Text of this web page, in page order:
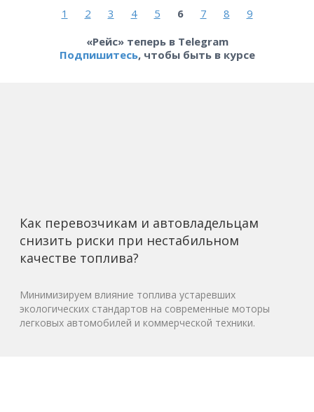
1
2 3 4 5 6 7 8
9
«Рейс» теперь в Telegram
Подпишитесь, чтобы быть в курсе
Как перевозчикам и автовладельцам
снизить риски при нестабильном
качестве топлива?
Минимизируем влияние топлива устаревших
экологических стандартов на современные моторы
легковых автомобилей и коммерческой техники.